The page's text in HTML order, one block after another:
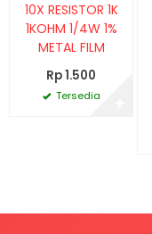
10X RESISTOR 1K
1KOHM 1/4W 1%
METAL FILM
Rp 1.500
Tersedia